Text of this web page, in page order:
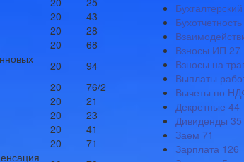
20
43
20
28
20
68
20
94
20
76/2
20
21
20
23
20
41
20
71
Бухотчетность
Взносы ИП 27
Взносы на
Выплаты
Вычеты по
Декретные 44
Дивиденды 35
Заем 71
Зарплата 126